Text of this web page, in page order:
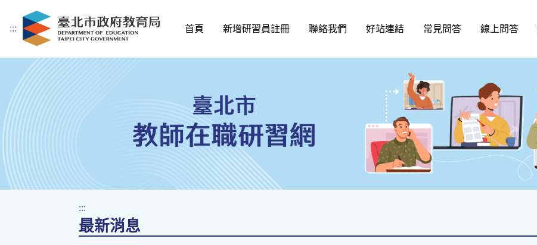
跳到主要內容
::: 首頁 新增研習員註冊 聯絡我們 好站連結 常見問答 線上問答
:::
最新消息